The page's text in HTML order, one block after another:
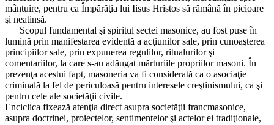
mântuire, pentru ca Împărăţia lui Iisus Hristos să rămână în picioare
şi neatinsă.
Scopul fundamental şi spiritul sectei masonice, au fost puse în
lumină prin manifestarea evidentă a acţiunilor sale, prin cunoaşterea
principiilor sale, prin expunerea regulilor, ritualurilor şi
comentariilor, la care s-au adăugat mărturiile propriilor masoni. În
prezenţa acestui fapt, masoneria va fi considerată ca o asociaţie
criminală la fel de periculoasă pentru interesele creştinismului, ca şi
pentru cele ale societăţii civile.
Enciclica fixează atenţia direct asupra societăţii francmasonice,
asupra doctrinei, proiectelor, sentimentelor şi actelor ei tradiţionale,